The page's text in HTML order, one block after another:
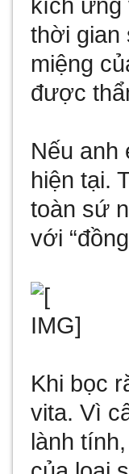
kích ứng
thời gian
miệng
được
Nếu anh
hiện tại.
toàn sứ
với
Khi bọc
vita. Vì
lành